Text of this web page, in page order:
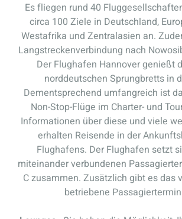
Es fliegen rund 40
circa 100 Ziele in Deutschland,
Westafrika und Zentralasien an.
Langstreckenverbindung nach
Der Flughafen Hannover genießt
norddeutschen Sprungbretts in
Dementsprechend umfangreich ist
Non-Stop-Flüge im Charter- und
Informationen über diese und viele
erhalten Reisende in der
Flughafens. Der Flughafen setzt
miteinander verbundenen
C zusammen. Zusätzlich gibt es das
betriebene